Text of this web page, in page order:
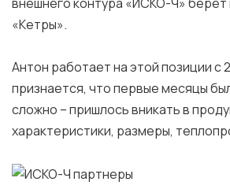
«Кетры».
Антон работает на этой позиции с
признается, что первые месяцы
сложно – пришлось вникать в
характеристики, размеры,